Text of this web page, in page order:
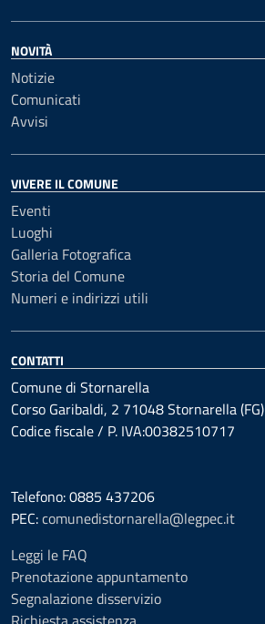
NOVITÀ
Notizie
Comunicati
Avvisi
VIVERE IL COMUNE
Eventi
Luoghi
Galleria Fotografica
Storia del Comune
Numeri e indirizzi utili
CONTATTI
Comune di Stornarella
Corso Garibaldi, 2 71048 Stornarella (FG)
Codice fiscale / P. IVA:00382510717
Telefono: 0885 437206
PEC:comunedistornarella@legpec.it
Leggi le FAQ
Prenotazione appuntamento
Segnalazione disservizio